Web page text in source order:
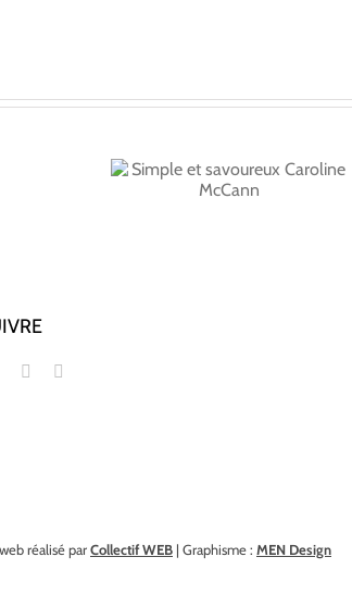
En coulisse de mes
réalisé parCollectif WEB | Graphisme : MEN Design